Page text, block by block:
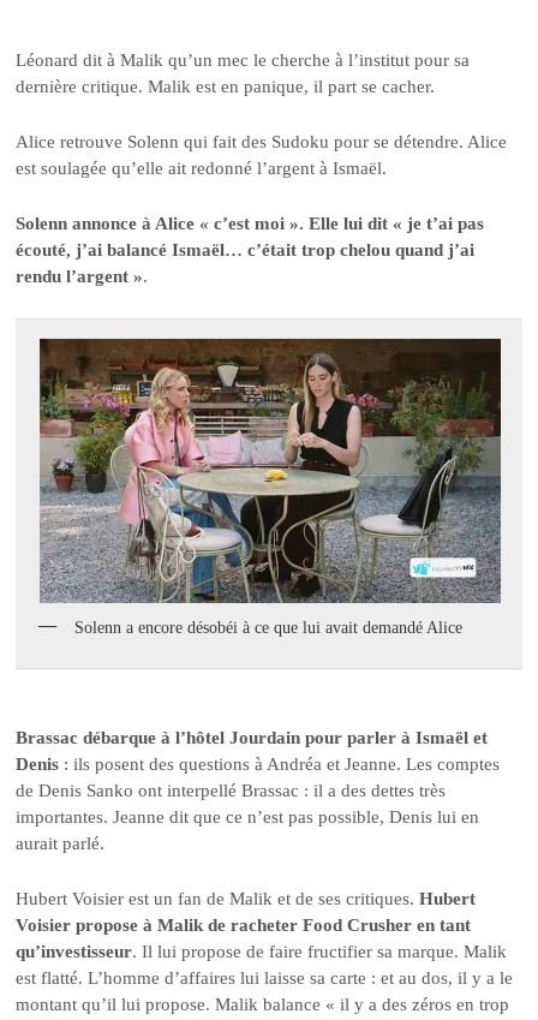
Léonard dit à Malik qu’un mec le cherche à l’institut pour sa
dernière critique. Malik est en panique, il part se cacher.
Alice retrouve Solenn qui fait des Sudoku pour se détendre. Alice
est soulagée qu’elle ait redonné l’argent à Ismaël.
Solenn annonce à Alice « c’est moi ». Elle lui dit « je t’ai pas
écouté, j’ai balancé Ismaël… c’était trop chelou quand j’ai
rendu l’argent ».
Solenn a encore désobéi à ce que lui avait demandé Alice
Brassac débarque à l’hôtel Jourdain pour parler à Ismaël et
Denis : ils posent des questions à Andréa et Jeanne. Les comptes
de Denis Sanko ont interpellé Brassac : il a des dettes très
importantes. Jeanne dit que ce n’est pas possible, Denis lui en
aurait parlé.
Hubert Voisier est un fan de Malik et de ses critiques.Hubert
Voisier propose à Malik de racheter Food Crusher en tant
qu’investisseur. Il lui propose de faire fructifier sa marque. Malik
est flatté. L’homme d’affaires lui laisse sa carte : et au dos, il y a le
montant qu’il lui propose. Malik balance « il y a des zéros en trop